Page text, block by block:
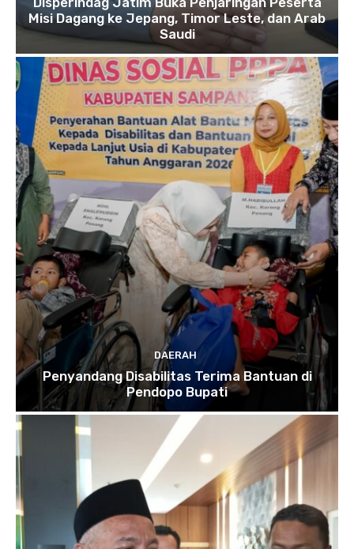
Misi Dagang ke Jepang, Timor Leste, dan Arab
Saudi
DAERAH
Penyandang Disabilitas Terima Bantuan di
Pendopo Bupati